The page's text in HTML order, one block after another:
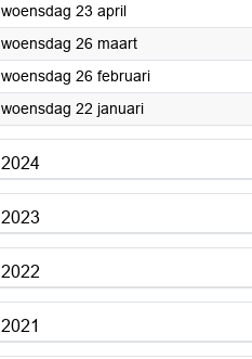
woensdag 23 april2025
woensdag 26 maart2025
woensdag 26 februari2025
woensdag 22 januari2025
2024
2023
2022
2021